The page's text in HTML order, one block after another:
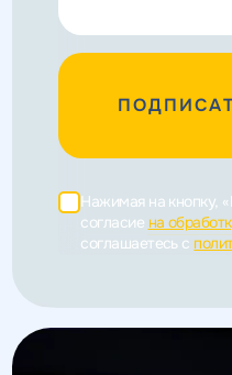
Нажимая на кнопку,
согласие на
соглашаетесь c